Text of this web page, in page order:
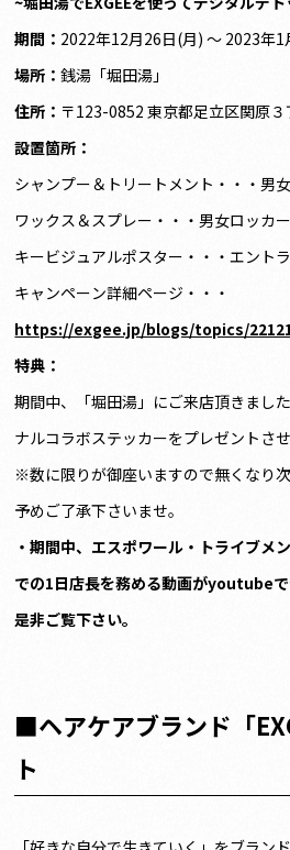
期間： 2022年12月26日(月) 〜 2023年
場所：銭湯「堀田湯」
住所： 〒123-0852 東京都足立区関原３
設置箇所：
シャンプー＆トリートメント・・・男
ワックス＆スプレー・・・男女ロッカ
キービジュアルポスター・・・エント
キャンペーン詳細ページ・・・
https://exgee.jp/blogs/topics/
特典：
期間中、「堀田湯」にご来店頂きまし
ナルコラボステッカーをプレゼントさせ
※数に限りが御座いますので無くなり
予めご了承下さいませ。
・期間中、エスポワール・トライブメ
での1日店長を務める動画がyoutubeで
是非ご覧下さい。
■ヘアケアブランド「
ト